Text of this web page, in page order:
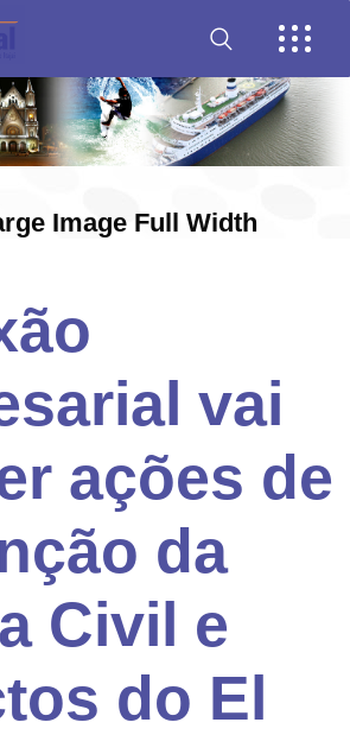
Image Full Width
vai
ações de
da
Civil e
do El